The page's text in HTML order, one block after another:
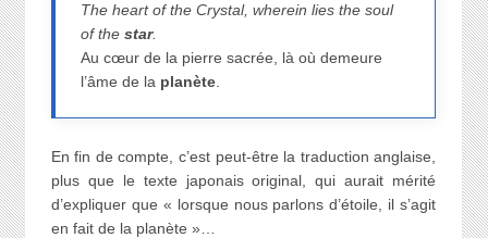
The heart of the Crystal, wherein lies the soul
of thestar.
Au cœur de la pierre sacrée, là où demeure
l’âme de la planète.
En fin de compte, c’est peut-être la traduction anglaise,
plus que le texte japonais original, qui aurait mérité
d’expliquer que « lorsque nous parlons d’étoile, il s’agit
en fait de la planète »…